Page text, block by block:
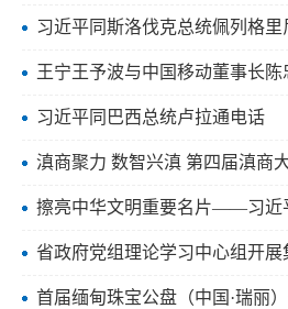
习近平同斯洛伐克总统佩列格里
王宁王予波与中国移动董事长
习近平同巴西总统卢拉通电话
滇商聚力 数智兴滇 第四届滇商
擦亮中华文明重要名片——习近
省政府党组理论学习中心组开
首届缅甸珠宝公盘（中国·瑞丽